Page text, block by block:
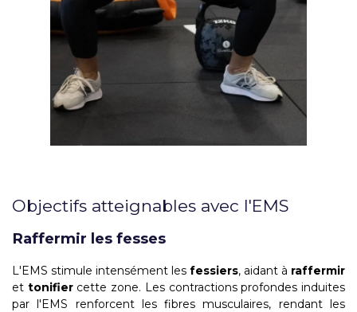
Objectifs atteignables avec l'EMS
Raffermir les fesses
L'EMS stimule intensément les fessiers, aidant à raffermir
et tonifiercette zone. Les contractions profondes induites
par l'EMS renforcent les fibres musculaires, rendant les